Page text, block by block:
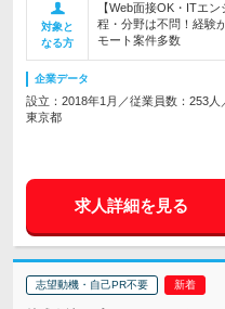
対象と
なる方
【Web面接OK・ITエ
程・分野は不問！経験
モート案件多数
企業データ
設立：2018年1月／従業員数：253人
東京都
求人詳細を見る
志望動機・自己PR不要